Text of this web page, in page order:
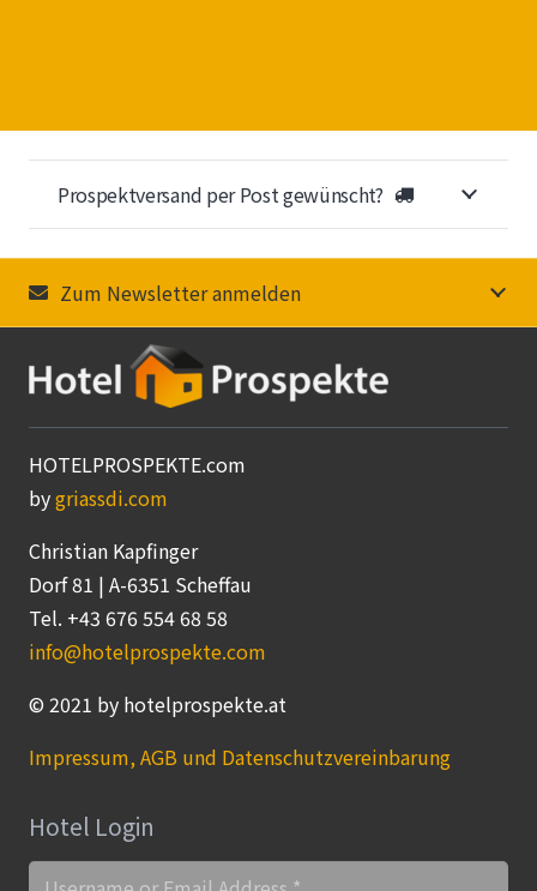
Prospektversand per Post gewünscht?
Zum Newsletter anmelden
HOTELPROSPEKTE.com
bygriassdi.com
Christian Kapfinger
Dorf 81 | A-6351 Scheffau
Tel. +43 676 554 68 58
info@hotelprospekte.com
© 2021 by hotelprospekte.at
Impressum, AGB und Datenschutzvereinbarung
Hotel Login